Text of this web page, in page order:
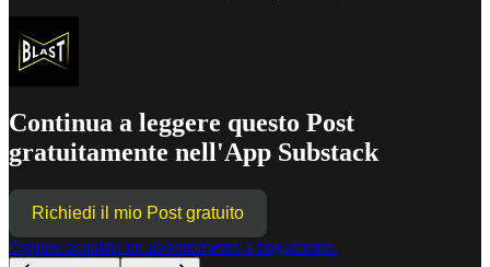
Continua a leggere questo Post
gratuitamente nell'App Substack
Richiedi il mio Post gratuito
Oppure acquista un abbonamento a pagamento.